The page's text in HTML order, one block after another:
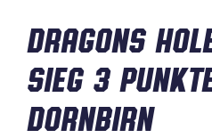
Dragons
Sieg 3
Dornbirn